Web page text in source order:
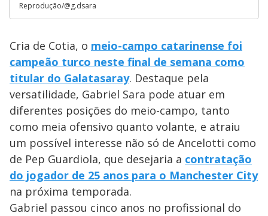
Reprodução/@g.dsara
Cria de Cotia, o meio-campo catarinense foi
campeão turco neste final de semana como
titular do Galatasaray. Destaque pela
versatilidade, Gabriel Sara pode atuar em
diferentes posições do meio-campo, tanto
como meia ofensivo quanto volante, e atraiu
um possível interesse não só de Ancelotti como
de Pep Guardiola, que desejaria a contratação
do jogador de 25 anos para o Manchester City
na próxima temporada.
Gabriel passou cinco anos no profissional do